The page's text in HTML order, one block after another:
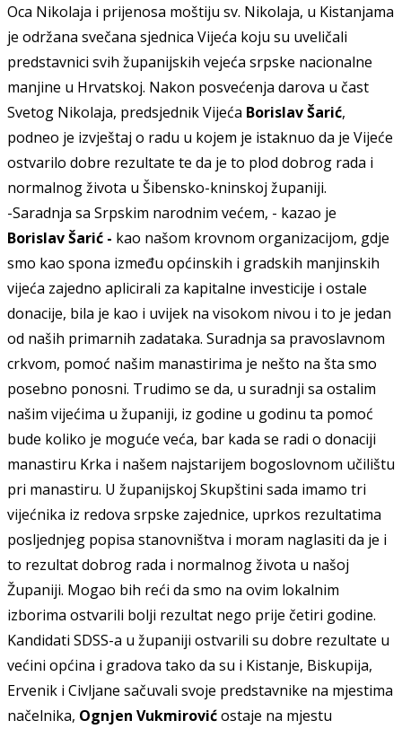
Oca Nikolaja i prijenosa moštiju sv. Nikolaja, u Kistanjama
je održana svečana sjednica Vijeća koju su uveličali
predstavnici svih županijskih vejeća srpske nacionalne
manjine u Hrvatskoj. Nakon posvećenja darova u čast
Svetog Nikolaja, predsjednik Vijeća Borislav Šarić,
podneo je izvještaj o radu u kojem je istaknuo da je Vijeće
ostvarilo dobre rezultate te da je to plod dobrog rada i
normalnog života u Šibensko-kninskoj županiji.
-Saradnja sa Srpskim narodnim većem, - kazao je
Borislav Šarić - kao našom krovnom organizacijom, gdje
smo kao spona između općinskih i gradskih manjinskih
vijeća zajedno aplicirali za kapitalne investicije i ostale
donacije, bila je kao i uvijek na visokom nivou i to je jedan
od naših primarnih zadataka. Suradnja sa pravoslavnom
crkvom, pomoć našim manastirima je nešto na šta smo
posebno ponosni. Trudimo se da, u suradnji sa ostalim
našim vijećima u županiji, iz godine u godinu ta pomoć
bude koliko je moguće veća, bar kada se radi o donaciji
manastiru Krka i našem najstarijem bogoslovnom učilištu
pri manastiru. U županijskoj Skupštini sada imamo tri
vijećnika iz redova srpske zajednice, uprkos rezultatima
posljednjeg popisa stanovništva i moram naglasiti da je i
to rezultat dobrog rada i normalnog života u našoj
Županiji. Mogao bih reći da smo na ovim lokalnim
izborima ostvarili bolji rezultat nego prije četiri godine.
Kandidati SDSS-a u županiji ostvarili su dobre rezultate u
većini općina i gradova tako da su i Kistanje, Biskupija,
Ervenik i Civljane sačuvali svoje predstavnike na mjestima
načelnika, Ognjen Vukmirovićostaje na mjestu